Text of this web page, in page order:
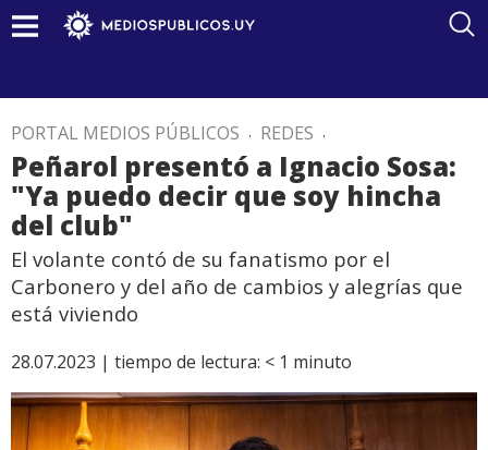
PORTAL MEDIOS PÚBLICOS . REDES .
Peñarol presentó a Ignacio Sosa:
"Ya puedo decir que soy hincha
del club"
El volante contó de su fanatismo por el
Carbonero y del año de cambios y alegrías que
está viviendo
28.07.2023 | tiempo de lectura: < 1 minuto